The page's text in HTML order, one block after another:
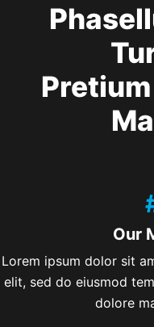
Our
Lorem ipsum dolor sit
elit, sed do eiusmod
dolore